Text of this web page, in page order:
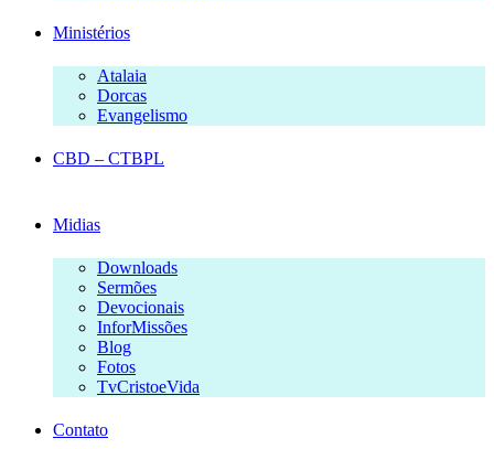
Ministérios
Atalaia
Dorcas
Evangelismo
CBD – CTBPL
Midias
Downloads
Sermões
Devocionais
InforMissões
Blog
Fotos
TvCristoeVida
Contato